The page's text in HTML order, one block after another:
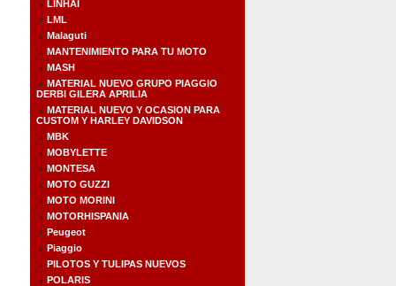
LINHAI
LML
Malaguti
MANTENIMIENTO PARA TU MOTO
MASH
MATERIAL NUEVO GRUPO PIAGGIO
DERBI GILERA APRILIA
MATERIAL NUEVO Y OCASION PARA
CUSTOM Y HARLEY DAVIDSON
MBK
MOBYLETTE
MONTESA
MOTO GUZZI
MOTO MORINI
MOTORHISPANIA
Peugeot
Piaggio
PILOTOS Y TULIPAS NUEVOS
POLARIS